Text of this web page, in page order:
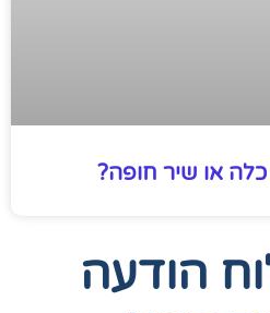
או שיר חופה?
הודעה